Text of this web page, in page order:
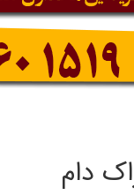
دام